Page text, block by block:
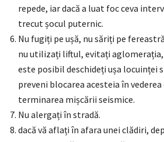
repede, iar dacă a luat foc ceva
trecut șocul puternic.
Nu fugiți pe ușă, nu săriți pe
nu utilizați liftul, evitați aglomerația,
este posibil deschideți ușa locuinței
preveni blocarea acesteia în vederea
terminarea mișcării seismice.
Nu alergați în stradă.
dacă vă aflați în afara unei clădiri,